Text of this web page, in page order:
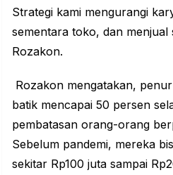
Strategi kami mengurangi
sementara toko, dan menjual
Rozakon.
Rozakon mengatakan,
batik mencapai 50 persen
pembatasan orang-orang
Sebelum pandemi, mereka
sekitar Rp100 juta sampai